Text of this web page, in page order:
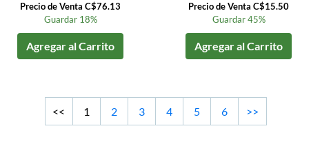
Precio de Venta C$76.13
Guardar 18%
Agregar al Carrito
Precio de Venta C$15.50
Guardar 45%
Agregar al Carrito
<< 1 2 3 4 5 6 >>